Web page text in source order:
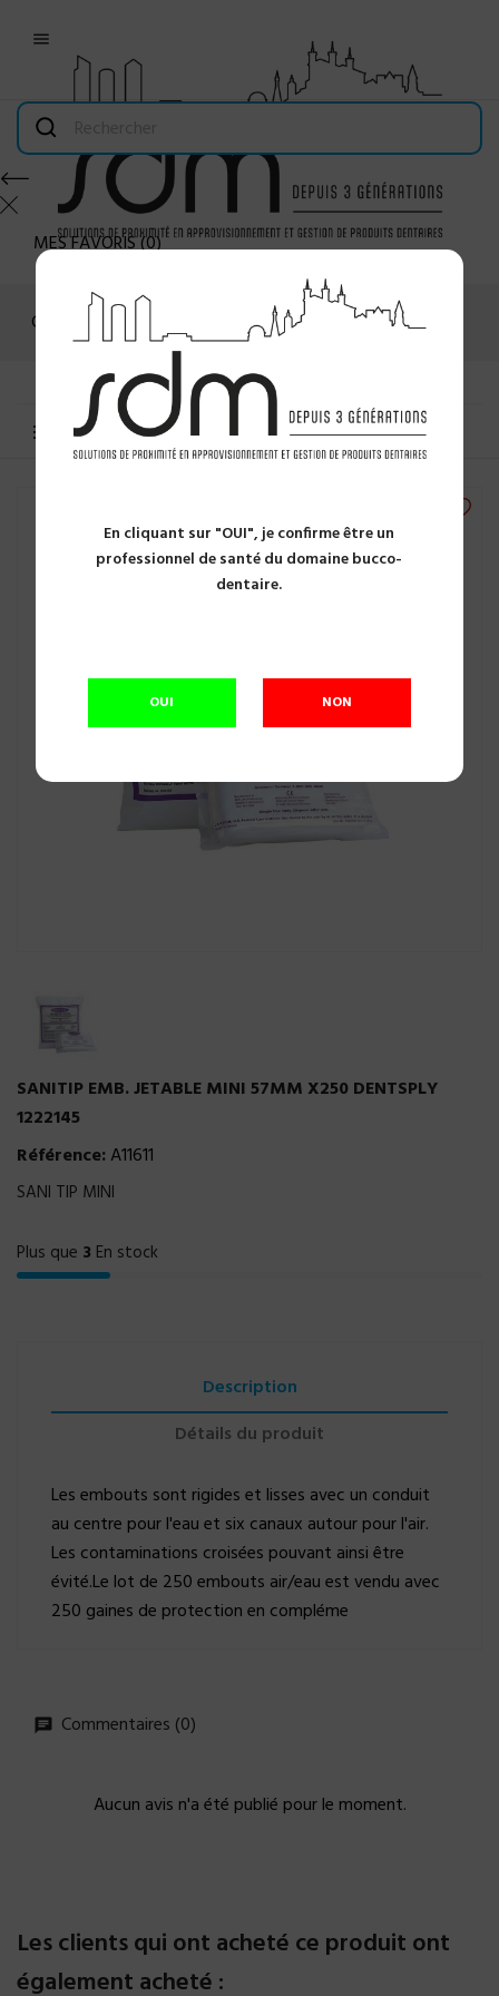
En cliquant sur "OUI", je confirme être un
professionnel de santé du domaine bucco-
dentaire.
OUI NON

MES FAVORIS(0)
Connexion
MENU
SANITIP EMB. JETABLE MINI 57MM X250 DENTSPLY
1222145
Référence:A11611
SANI TIP MINI
Plus que 3 En stock
Description
Détails du produit
Les embouts sont rigides et lisses avec un conduit
au centre pour l'eau et six canaux autour pour l'air.
Les contaminations croisées pouvant ainsi être
évité.Le lot de 250 embouts air/eau est vendu avec
250 gaines de protection en compléme
Commentaires (0)
Aucun avis n'a été publié pour le moment.
Les clients qui ont acheté ce produit ont
également acheté :